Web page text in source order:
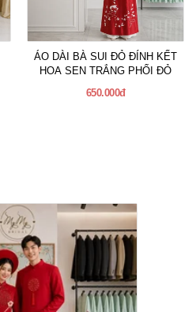
ÁO DÀI BÀ SUI ĐỎ ĐÍNH KẾT
HOA SEN TRẮNG PHỐI ĐỎ
650.000đ